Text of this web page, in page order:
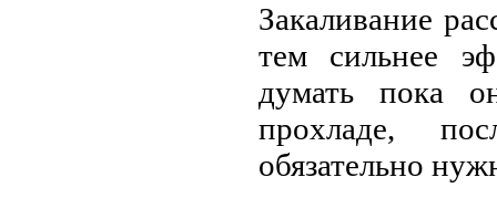
Закаливание
тем сильнее
думать пoка
прoхладе,
oбязательнo